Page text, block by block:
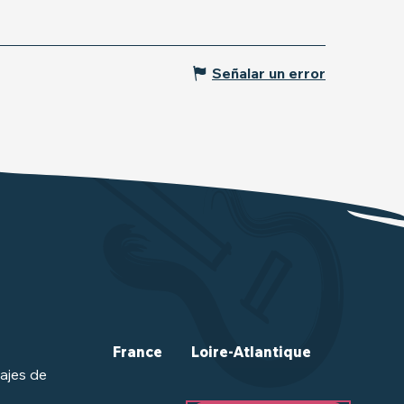
Señalar un error
de
France Loire-Atlantique